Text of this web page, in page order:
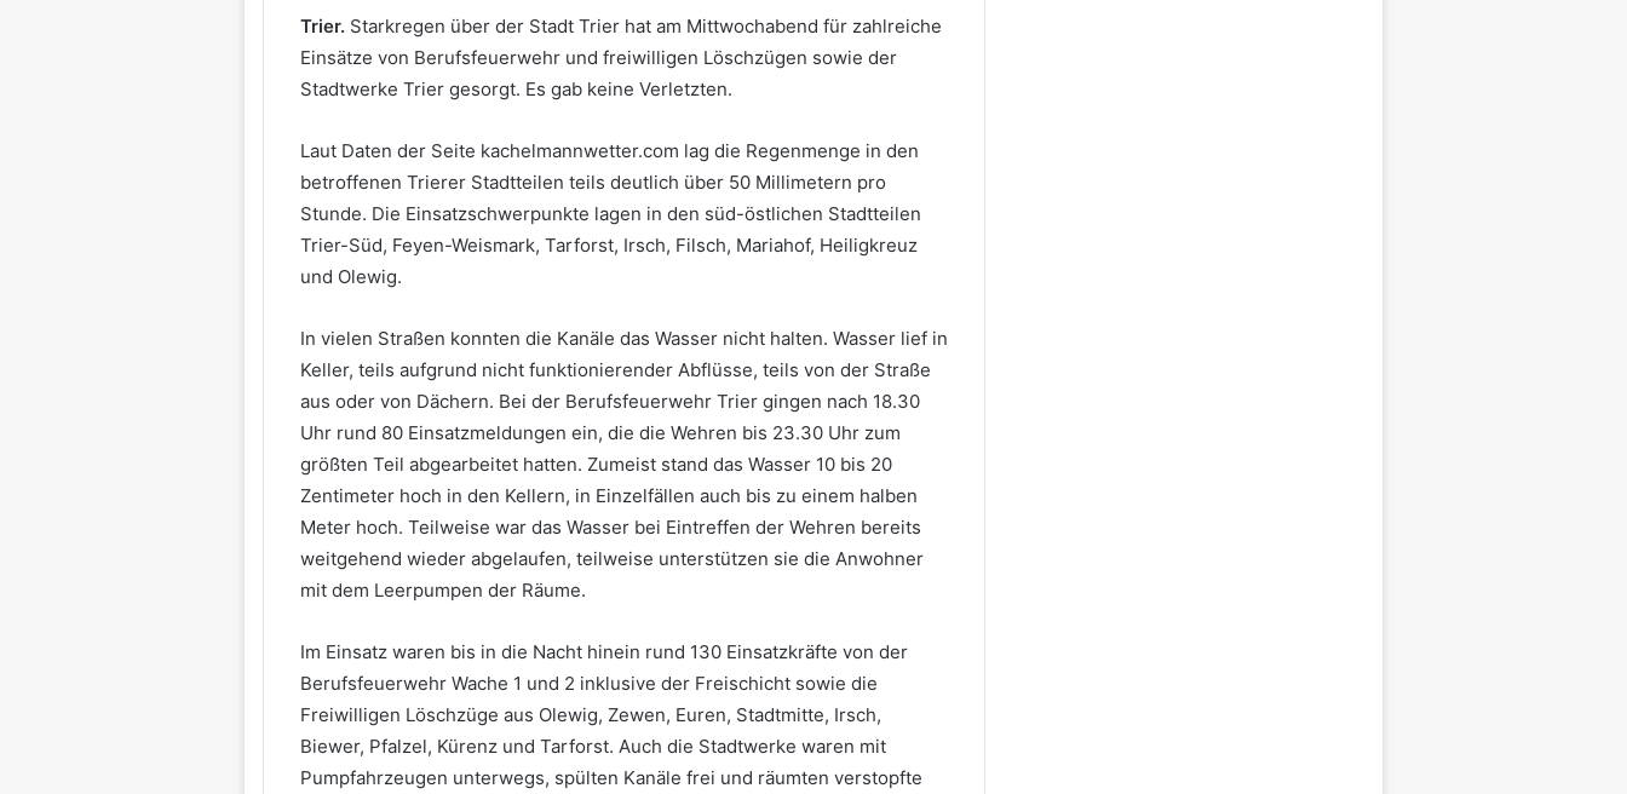
Trier.Starkregen über der Stadt Trier hat am Mittwochabend für zahlreiche
Einsätze von Berufsfeuerwehr und freiwilligen Löschzügen sowie der
Stadtwerke Trier gesorgt. Es gab keine Verletzten.
Laut Daten der Seite kachelmannwetter.com lag die Regenmenge in den
betroffenen Trierer Stadtteilen teils deutlich über 50 Millimetern pro
Stunde. Die Einsatzschwerpunkte lagen in den süd-östlichen Stadtteilen
Trier-Süd, Feyen-Weismark, Tarforst, Irsch, Filsch, Mariahof, Heiligkreuz
und Olewig.
In vielen Straßen konnten die Kanäle das Wasser nicht halten. Wasser lief in
Keller, teils aufgrund nicht funktionierender Abflüsse, teils von der Straße
aus oder von Dächern. Bei der Berufsfeuerwehr Trier gingen nach 18.30
Uhr rund 80 Einsatzmeldungen ein, die die Wehren bis 23.30 Uhr zum
größten Teil abgearbeitet hatten. Zumeist stand das Wasser 10 bis 20
Zentimeter hoch in den Kellern, in Einzelfällen auch bis zu einem halben
Meter hoch. Teilweise war das Wasser bei Eintreffen der Wehren bereits
weitgehend wieder abgelaufen, teilweise unterstützen sie die Anwohner
mit dem Leerpumpen der Räume.
Im Einsatz waren bis in die Nacht hinein rund 130 Einsatzkräfte von der
Berufsfeuerwehr Wache 1 und 2 inklusive der Freischicht sowie die
Freiwilligen Löschzüge aus Olewig, Zewen, Euren, Stadtmitte, Irsch,
Biewer, Pfalzel, Kürenz und Tarforst. Auch die Stadtwerke waren mit
Pumpfahrzeugen unterwegs, spülten Kanäle frei und räumten verstopfte